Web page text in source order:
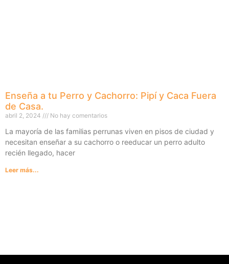
Enseña a tu Perro y Cachorro: Pipí y Caca Fuera
de Casa.
abril 2, 2024 No hay comentarios
La mayoría de las familias perrunas viven en pisos de ciudad y
necesitan enseñar a su cachorro o reeducar un perro adulto
recién llegado, hacer
Leer más...